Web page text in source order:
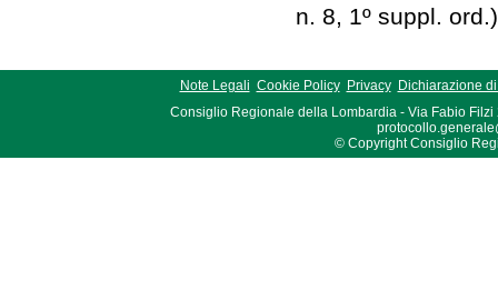
n. 8, 1º suppl. ord.)
Note Legali Cookie Policy Privacy
Dichiarazione
Consiglio Regionale della Lombardia - Via Fabio Filzi
© Copyright Consiglio